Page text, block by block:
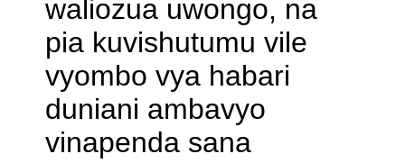
waliozua uwongo, na
pia kuvishutumu vile
vyombo vya habari
duniani ambavyo
vinapenda sana